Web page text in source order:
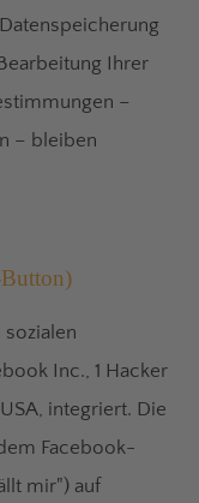
Ihrer
–
– bleiben
Inc., 1 Hacker
integriert. Die
Facebook-
mir") auf